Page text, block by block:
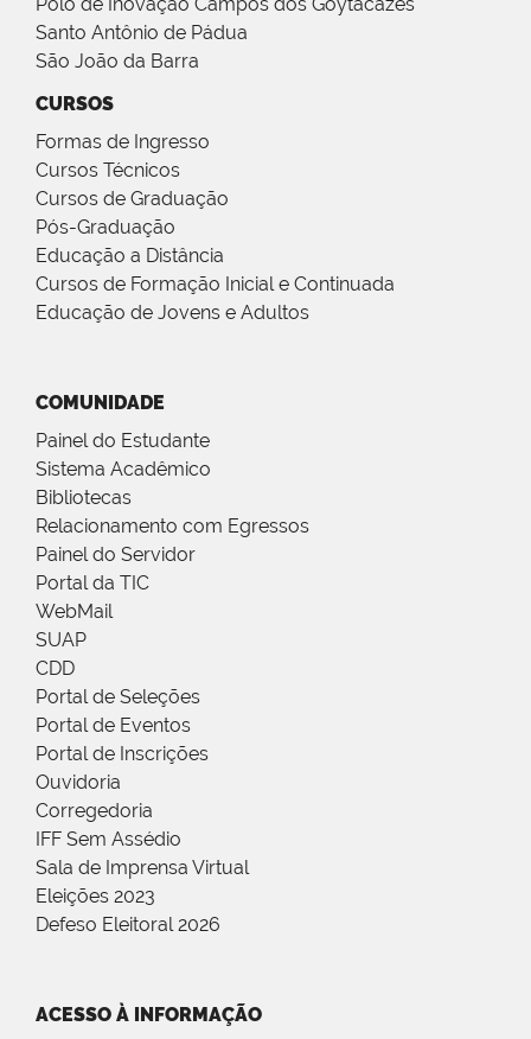
Santo Antônio de Pádua
São João da Barra
CURSOS
Formas de Ingresso
Cursos Técnicos
Cursos de Graduação
Pós-Graduação
Educação a Distância
Cursos de Formação Inicial e Continuada
Educação de Jovens e Adultos
COMUNIDADE
Painel do Estudante
Sistema Acadêmico
Bibliotecas
Relacionamento com Egressos
Painel do Servidor
Portal da TIC
WebMail
SUAP
CDD
Portal de Seleções
Portal de Eventos
Portal de Inscrições
Ouvidoria
Corregedoria
IFF Sem Assédio
Sala de Imprensa Virtual
Eleições 2023
Defeso Eleitoral 2026
ACESSO À INFORMAÇÃO